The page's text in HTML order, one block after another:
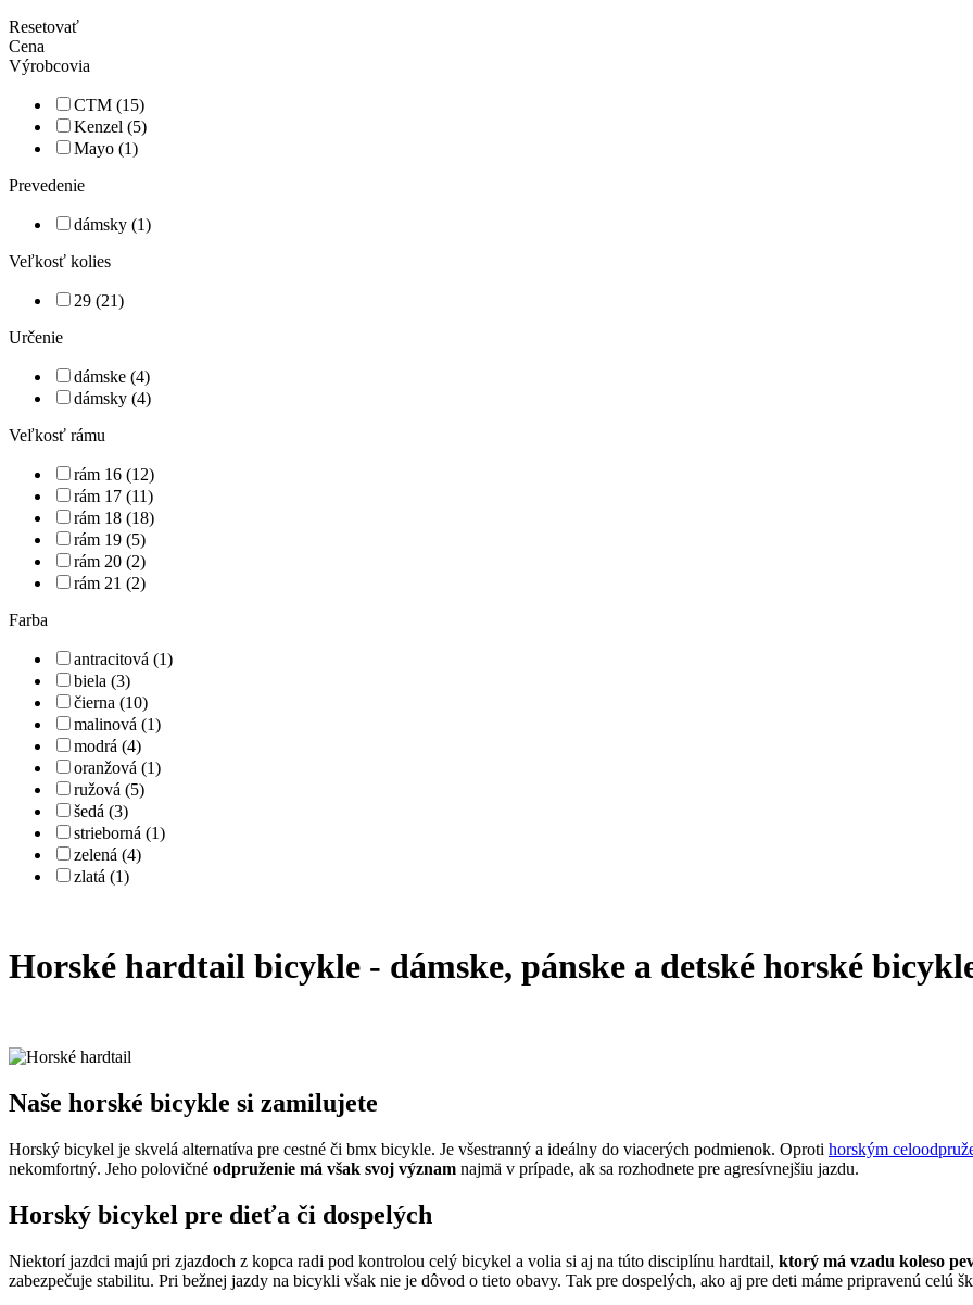
Resetovať
Cena
Výrobcovia
CTM (15)
Kenzel (5)
Mayo (1)
Prevedenie
dámsky (1)
Veľkosť kolies
29 (21)
Určenie
dámske (4)
dámsky (4)
Veľkosť rámu
rám 16 (12)
rám 17 (11)
rám 18 (18)
rám 19 (5)
rám 20 (2)
rám 21 (2)
Farba
antracitová (1)
biela (3)
čierna (10)
malinová (1)
modrá (4)
oranžová (1)
ružová (5)
šedá (3)
strieborná (1)
zelená (4)
zlatá (1)
Horské hardtail bicykle - dámske, pánske a detské horské
Naše horské bicykle si zamilujete
Horský bicykel je skvelá alternatíva pre cestné či bmx bicykle. Je všestranný a ideálny do viacerých podmienok. Oproti horským
nekomfortný. Jeho polovičné odpruženie má však svoj význam najmä v prípade, ak sa rozhodnete pre agresívnejšiu jazdu.
Horský bicykel pre dieťa či dospelých
Niektorí jazdci majú pri zjazdoch z kopca radi pod kontrolou celý bicykel a volia si aj na túto disciplínu hardtail, ktorý má vzadu koleso
zabezpečuje stabilitu. Pri bežnej jazdy na bicykli však nie je dôvod o tieto obavy. Tak pre dospelých, ako aj pre deti máme pripravenú celú